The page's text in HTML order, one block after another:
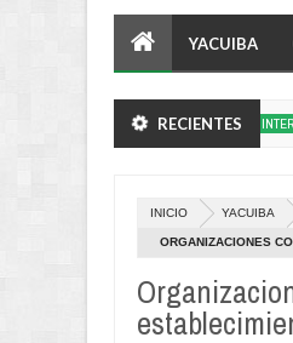
YACUIBA
RECIENTES
Aug
INTERNACIONAL
INICIO YACUIBA
ORGANIZACIONES